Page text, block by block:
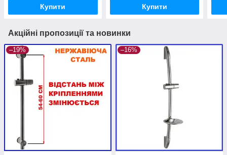
Купити Купити
Акційні пропозиції та новинки
–19% –16%